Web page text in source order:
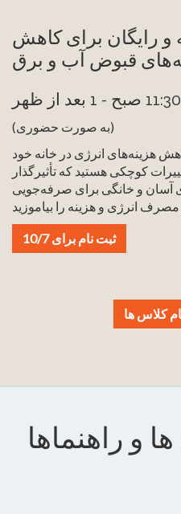
و رایگان برای کاهش
قبوض آب و برق
(به صورت حضوری)
هزینه‌های انرژی در خانه خود
کوچکی هستید که تأثیرگذار
آسان و خانگی برای صرفه‌جویی
ثبت نام برای 10/7
کلاس ها
و راهنماها